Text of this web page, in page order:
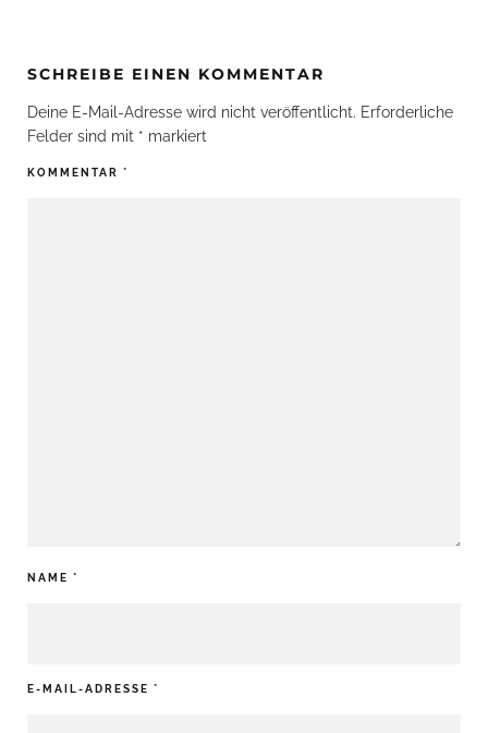
SCHREIBE EINEN KOMMENTAR
Deine E-Mail-Adresse wird nicht veröffentlicht. Erforderliche
Felder sind mit * markiert
KOMMENTAR *
NAME *
E-MAIL-ADRESSE *